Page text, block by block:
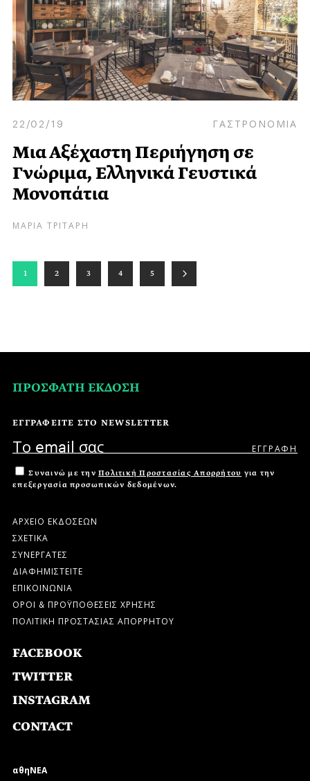
22/02/19 ΓΑΣΤΡΟΝΟΜΙΑ
Μια Αξέχαστη Περιήγηση σε
Γνώριμα, Ελληνικά Γευστικά
Μονοπάτια
ΜΑΡΙΑ ΤΡΙΤΑΡΗ
1 2 3 4 5
ΠΡΟΣΦΑΤΗ ΕΚΔΟΣΗ
ΕΓΓΡΑΦΕΙΤΕ ΣΤΟ NEWSLETTER
Συναινώ με την Πολιτική Προστασίας Απορρήτου για την
επεξεργασία προσωπικών δεδομένων.
ΑΡΧΕΙΟ ΕΚΔΟΣΕΩΝ
ΣΧΕΤΙΚΑ
ΣΥΝΕΡΓΑΤΕΣ
ΔΙΑΦΗΜΙΣΤΕΙΤΕ
ΕΠΙΚΟΙΝΩΝΙΑ
ΟΡΟΙ & ΠΡΟΫΠΟΘΕΣΕΙΣ ΧΡΗΣΗΣ
ΠΟΛΙΤΙΚΗ ΠΡΟΣΤΑΣΙΑΣ ΑΠΟΡΡΗΤΟΥ
FACEBOOK
TWITTER
INSTAGRAM
CONTACT
αθηΝΕΑ